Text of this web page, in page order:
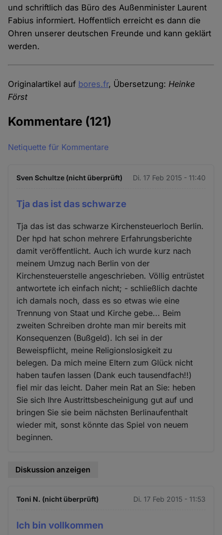
und schriftlich das Büro des Außenminister Laurent
Fabius informiert. Hoffentlich erreicht es dann die
Ohren unserer deutschen Freunde und kann geklärt
werden.
Originalartikel auf bores.fr, Übersetzung: Heinke
Först
Kommentare (121)
Netiquette für Kommentare
Sven Schultze (nicht überprüft) Di. 17 Feb 2015 - 11:40
Tja das ist das schwarze
Tja das ist das schwarze Kirchensteuerloch Berlin.
Der hpd hat schon mehrere Erfahrungsberichte
damit veröffentlicht. Auch ich wurde kurz nach
meinem Umzug nach Berlin von der
Kirchensteuerstelle angeschrieben. Völlig entrüstet
antwortete ich einfach nicht; - schließlich dachte
ich damals noch, dass es so etwas wie eine
Trennung von Staat und Kirche gebe... Beim
zweiten Schreiben drohte man mir bereits mit
Konsequenzen (Bußgeld). Ich sei in der
Beweispflicht, meine Religionslosigkeit zu
belegen. Da mich meine Eltern zum Glück nicht
haben taufen lassen (Dank euch tausendfach!!)
fiel mir das leicht. Daher mein Rat an Sie: heben
Sie sich Ihre Austrittsbescheinigung gut auf und
bringen Sie sie beim nächsten Berlinaufenthalt
wieder mit, sonst könnte das Spiel von neuem
beginnen.
Diskussion anzeigen
Toni N. (nicht überprüft) Di. 17 Feb 2015 - 11:53
Ich bin vollkommen